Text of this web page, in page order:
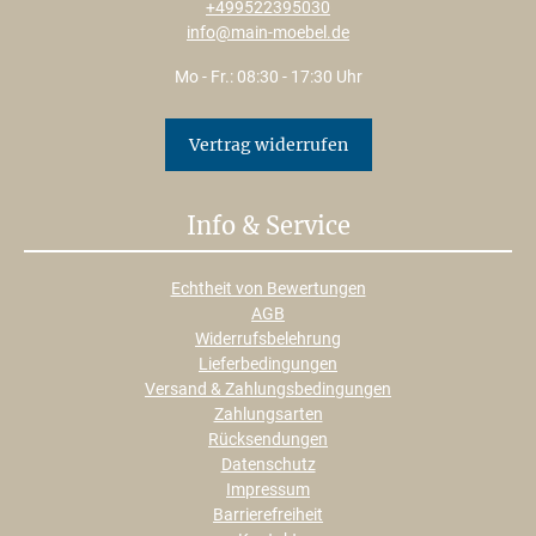
+499522395030
info@main-moebel.de
Mo - Fr.: 08:30 - 17:30 Uhr
Vertrag widerrufen
Info & Service
Echtheit von Bewertungen
AGB
Widerrufsbelehrung
Lieferbedingungen
Versand & Zahlungsbedingungen
Zahlungsarten
Rücksendungen
Datenschutz
Impressum
Barrierefreiheit